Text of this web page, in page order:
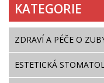
KATEGORIE
ZDRAVÍ A PÉČE O
ESTETICKÁ